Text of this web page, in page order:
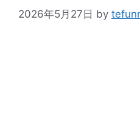
2026年5月27日 by